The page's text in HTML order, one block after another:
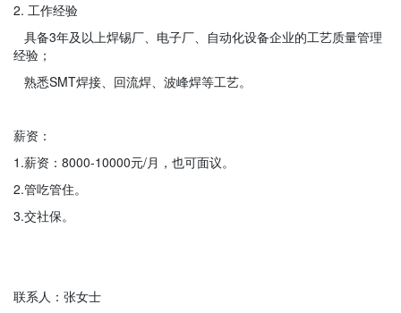
2. 工作经验
具备3年及以上焊锡厂、电子厂、自动化设备企业的工艺质量管理
经验；
熟悉SMT焊接、回流焊、波峰焊等工艺。
薪资：
1.薪资：8000-10000元/月，也可面议。
2.管吃管住。
3.交社保。
联系人：张女士